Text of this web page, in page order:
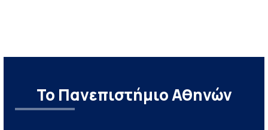
Το Πανεπιστήμιο Αθηνών